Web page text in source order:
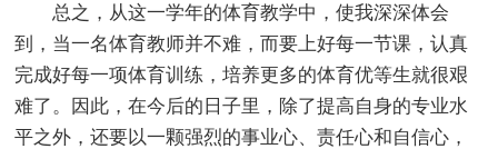
总之，从这一学年的体育教学中，使我深深体会
到，当一名体育教师并不难，而要上好每一节课，认真
完成好每一项体育训练，培养更多的体育优等生就很艰
难了。因此，在今后的日子里，除了提高自身的专业水
平之外，还要以一颗强烈的事业心、责任心和自信心，